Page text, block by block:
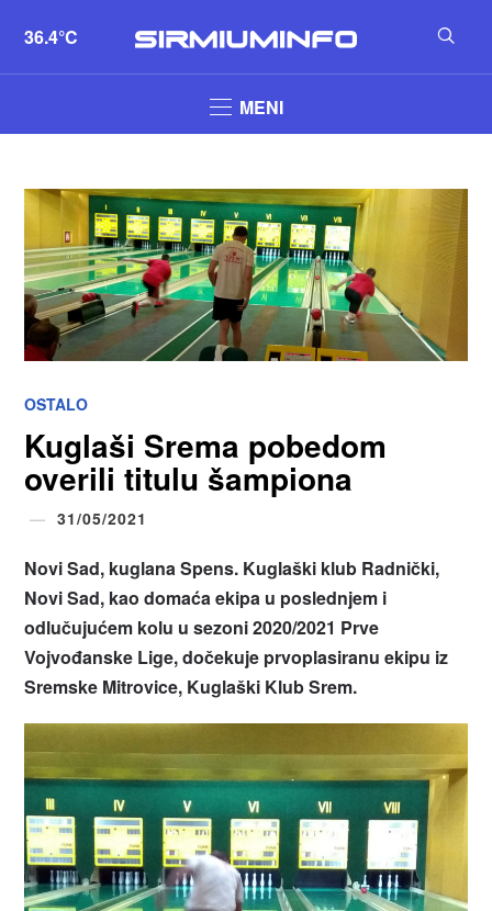
36.4°C
MENI
OSTALO
Kuglaši Srema pobedom
overili titulu šampiona
31/05/2021
Novi Sad, kuglana Spens. Kuglaški klub Radnički,
Novi Sad, kao domaća ekipa u poslednjem i
odlučujućem kolu u sezoni 2020/2021 Prve
Vojvođanske Lige, dočekuje prvoplasiranu ekipu iz
Sremske Mitrovice, Kuglaški Klub Srem.